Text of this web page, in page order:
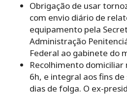
Obrigação de usar
com envio diário de
equipamento pela
Administração
Federal ao gabinete do
Recolhimento domiciliar
6h, e integral aos fins
dias de folga. O ex-